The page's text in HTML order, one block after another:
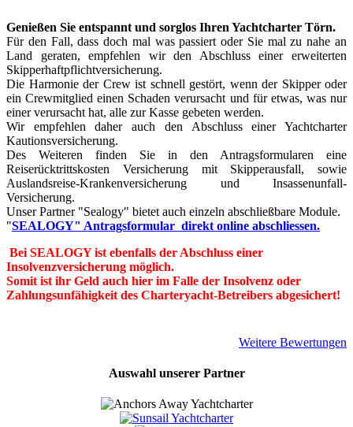
Genießen Sie entspannt und sorglos Ihren Yachtcharter Törn.
Für den Fall, dass doch mal was passiert oder Sie mal zu nahe an
Land geraten, empfehlen wir den Abschluss einer erweiterten
Skipperhaftpflichtversicherung.
Die Harmonie der Crew ist schnell gestört, wenn der Skipper oder
ein Crewmitglied einen Schaden verursacht und für etwas, was nur
einer verursacht hat, alle zur Kasse gebeten werden.
Wir empfehlen daher auch den Abschluss einer Yachtcharter
Kautionsversicherung.
Des Weiteren finden Sie in den Antragsformularen eine
Reiserücktrittskosten Versicherung mit Skipperausfall, sowie
Auslandsreise-Krankenversicherung und Insassenunfall-
Versicherung.
Unser Partner "Sealogy" bietet auch einzeln abschließbare Module.
"SEALOGY" Antragsformular direkt online abschliessen.
Bei SEALOGY ist ebenfalls der Abschluss einer
Insolvenzversicherung möglich.
Somit ist ihr Geld auch hier im Falle der Insolvenz oder
Zahlungsunfähigkeit des Charteryacht-Betreibers abgesichert!
Weitere Bewertungen
Auswahl unserer Partner